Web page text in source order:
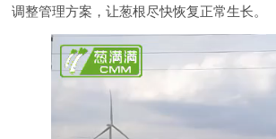
调整管理方案，让葱根尽快恢复正常生长。